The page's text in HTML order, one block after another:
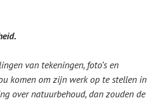
van tekeningen, foto’s en
komen om zijn werk op te stellen in
over natuurbehoud, dan zouden de